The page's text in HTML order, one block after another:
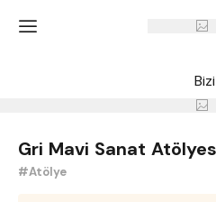
'
Gri Mavi Sanat
#Atölye